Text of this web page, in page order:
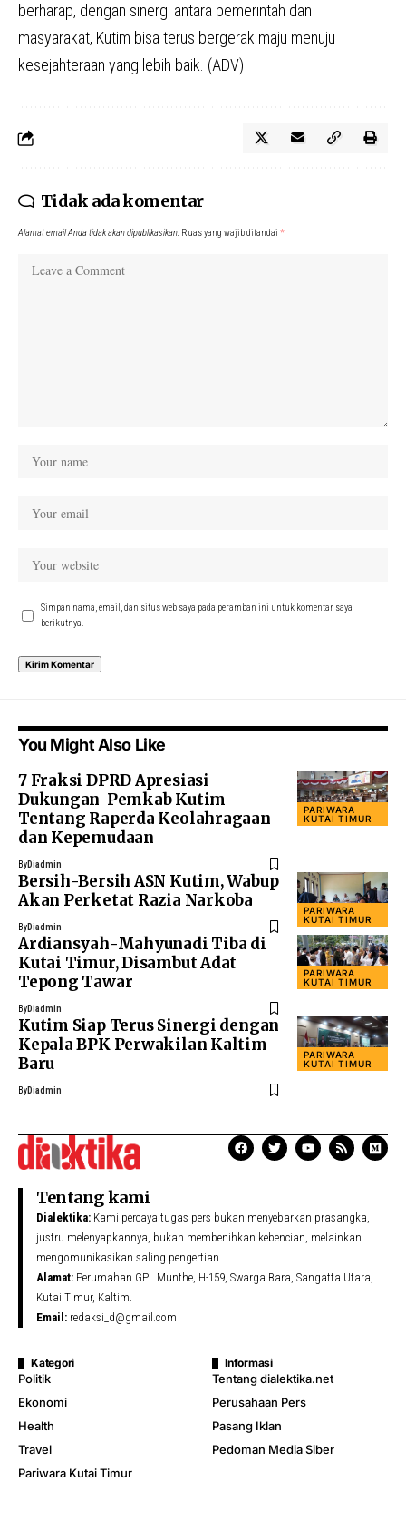
berharap, dengan sinergi antara pemerintah dan
masyarakat, Kutim bisa terus bergerak maju menuju
kesejahteraan yang lebih baik. (ADV)
Tidak ada komentar
Alamat email Anda tidak akan dipublikasikan. Ruas yang wajib ditandai *
Simpan nama, email, dan situs web saya pada peramban ini untuk komentar saya
berikutnya.
You Might Also Like
PARIWARA
KUTAI TIMUR
7 Fraksi DPRD Apresiasi
Dukungan Pemkab Kutim
Tentang Raperda Keolahragaan
dan Kepemudaan
ByDiadmin
PARIWARA
KUTAI TIMUR
Bersih-Bersih ASN Kutim, Wabup
Akan Perketat Razia Narkoba
ByDiadmin
PARIWARA
KUTAI TIMUR
Ardiansyah-Mahyunadi Tiba di
Kutai Timur, Disambut Adat
Tepong Tawar
ByDiadmin
PARIWARA
KUTAI TIMUR
Kutim Siap Terus Sinergi dengan
Kepala BPK Perwakilan Kaltim
Baru
ByDiadmin
Tentang kami
Dialektika: Kami percaya tugas pers bukan menyebarkan prasangka,
justru melenyapkannya, bukan membenihkan kebencian, melainkan
mengomunikasikan saling pengertian.
Alamat: Perumahan GPL Munthe, H-159, Swarga Bara, Sangatta Utara,
Kutai Timur, Kaltim.
Email: redaksi_d@gmail.com
Kategori
Politik
Ekonomi
Health
Travel
Pariwara Kutai Timur
Informasi
Tentang dialektika.net
Perusahaan Pers
Pasang Iklan
Pedoman Media Siber